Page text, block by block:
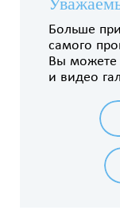
Больше
самого
Вы можете
и видео